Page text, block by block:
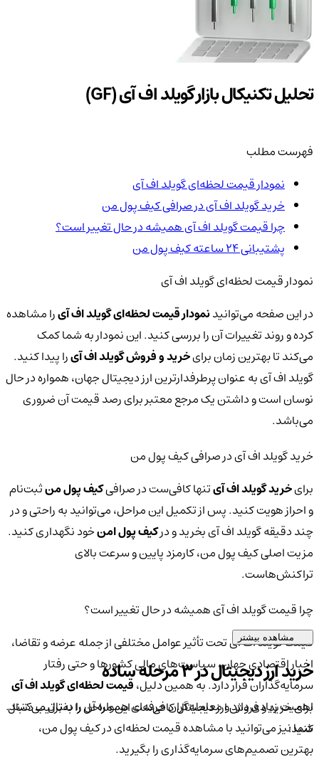
تحلیل تکنیکال بازار گویلد اف آی (GF)
فهرست مطلب
نمودار قیمت لحظه‌ای گویلد اف آی
خرید گویلد اف آی در صرافی کیف پول من
چرا قیمت گویلد اف آی همیشه در حال تغییر است؟
پشتیبانی ۲۴ ساعته کیف پول من
نمودار قیمت لحظه‌ای گویلد اف آی
در این صفحه می‌توانیدنمودار قیمت لحظه‌ای گویلد اف آیرا مشاهده
کرده و روند تغییرات آن را بررسی کنید. این نمودار به شما کمک
می‌کند تا بهترین زمان برایخرید و فروش گویلد اف آیرا پیدا کنید.
گویلد اف آی به عنوان پرطرفدارترین ارز دیجیتال جهان، همواره در حال
نوسان است و داشتن یک مرجع معتبر برای رصد قیمت آن ضروری
می‌باشد.
خرید گویلد اف آی در صرافی کیف پول من
برایخرید گویلد اف آیتنها کافی‌ست در صرافیکیف پول منثبت‌نام
و احراز هویت کنید. پس از تکمیل این مراحل، می‌توانید به راحتی و در
چند دقیقه گویلد اف آی بخرید و درکیف پول امنخود نگهداری کنید.
مزیت اصلی کیف پول من، کارمزد پایین و سرعت بالای
تراکنش‌هاست.
چرا قیمت گویلد اف آی همیشه در حال تغییر است؟
قیمت گویلد اف آی تحت تأثیر عوامل مختلفی از جمله عرضه و تقاضا،
اخبار اقتصادی جهان، سیاست‌های مالی کشورها و حتی رفتار
سرمایه‌گذاران قرار دارد. به همین دلیل،قیمت لحظه‌ای گویلد اف آی
اهمیت زیادی دارد و معامله‌گران حرفه‌ای همواره آن را دنبال می‌کنند.
شما نیز می‌توانید با مشاهده قیمت لحظه‌ای در کیف پول من،
بهترین تصمیم‌های سرمایه‌گذاری را بگیرید.
مشاهده بیشتر
خرید ارز دیجیتال در 3 مرحله ساده
برای خرید و فروش ارز دیجیتال کافی‌ست این مراحل را به‌ترتیب دنبال
کنید: